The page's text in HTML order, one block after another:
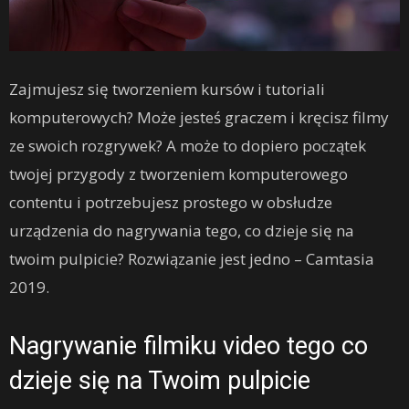
Zajmujesz się tworzeniem kursów i tutoriali
komputerowych? Może jesteś graczem i kręcisz filmy
ze swoich rozgrywek? A może to dopiero początek
twojej przygody z tworzeniem komputerowego
contentu i potrzebujesz prostego w obsłudze
urządzenia do nagrywania tego, co dzieje się na
twoim pulpicie? Rozwiązanie jest jedno – Camtasia
2019.
Nagrywanie filmiku video tego co
dzieje się na Twoim pulpicie